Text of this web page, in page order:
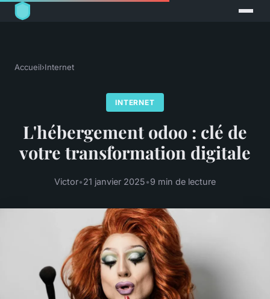
Accueil›Internet
INTERNET
L'hébergement odoo : clé de
votre transformation digitale
Victor•21 janvier 2025•9 min de lecture